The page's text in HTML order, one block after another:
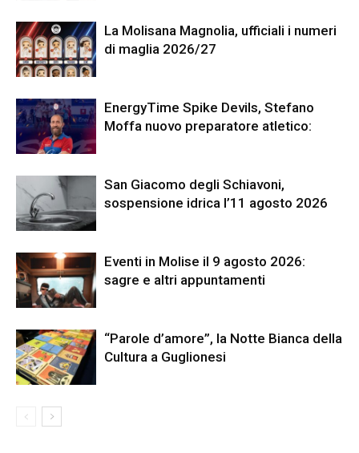
La Molisana Magnolia, ufficiali i numeri
di maglia 2026/27
EnergyTime Spike Devils, Stefano
Moffa nuovo preparatore atletico:
San Giacomo degli Schiavoni,
sospensione idrica l’11 agosto 2026
Eventi in Molise il 9 agosto 2026:
sagre e altri appuntamenti
“Parole d’amore”, la Notte Bianca della
Cultura a Guglionesi